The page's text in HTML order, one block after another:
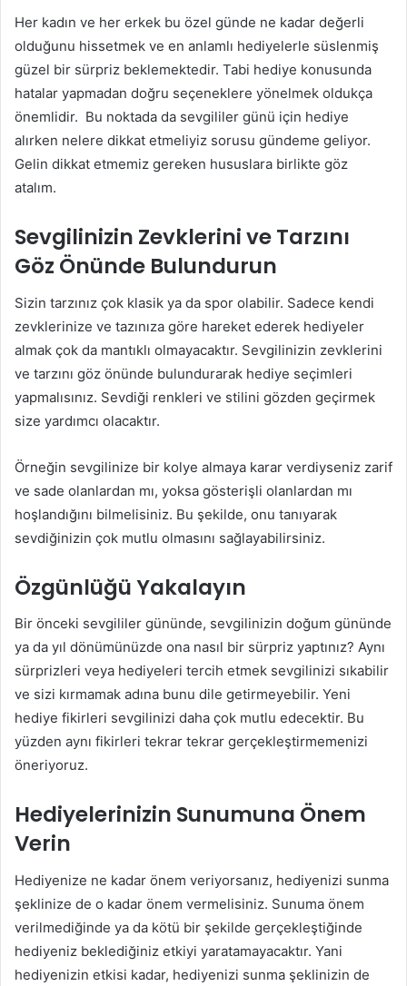
Her kadın ve her erkek bu özel günde ne kadar değerli
olduğunu hissetmek ve en anlamlı hediyelerle süslenmiş
güzel bir sürpriz beklemektedir. Tabi hediye konusunda
hatalar yapmadan doğru seçeneklere yönelmek oldukça
önemlidir. Bu noktada da sevgililer günü için hediye
alırken nelere dikkat etmeliyiz sorusu gündeme geliyor.
Gelin dikkat etmemiz gereken hususlara birlikte göz
atalım.
Sevgilinizin Zevklerini ve Tarzını
Göz Önünde Bulundurun
Sizin tarzınız çok klasik ya da spor olabilir. Sadece kendi
zevklerinize ve tazınıza göre hareket ederek hediyeler
almak çok da mantıklı olmayacaktır. Sevgilinizin zevklerini
ve tarzını göz önünde bulundurarak hediye seçimleri
yapmalısınız. Sevdiği renkleri ve stilini gözden geçirmek
size yardımcı olacaktır.
Örneğin sevgilinize bir kolye almaya karar verdiyseniz zarif
ve sade olanlardan mı, yoksa gösterişli olanlardan mı
hoşlandığını bilmelisiniz. Bu şekilde, onu tanıyarak
sevdiğinizin çok mutlu olmasını sağlayabilirsiniz.
Özgünlüğü Yakalayın
Bir önceki sevgililer gününde, sevgilinizin doğum gününde
ya da yıl dönümünüzde ona nasıl bir sürpriz yaptınız? Aynı
sürprizleri veya hediyeleri tercih etmek sevgilinizi sıkabilir
ve sizi kırmamak adına bunu dile getirmeyebilir. Yeni
hediye fikirleri sevgilinizi daha çok mutlu edecektir. Bu
yüzden aynı fikirleri tekrar tekrar gerçekleştirmemenizi
öneriyoruz.
Hediyelerinizin Sunumuna Önem
Verin
Hediyenize ne kadar önem veriyorsanız, hediyenizi sunma
şeklinize de o kadar önem vermelisiniz. Sunuma önem
verilmediğinde ya da kötü bir şekilde gerçekleştiğinde
hediyeniz beklediğiniz etkiyi yaratamayacaktır. Yani
hediyenizin etkisi kadar, hediyenizi sunma şeklinizin de